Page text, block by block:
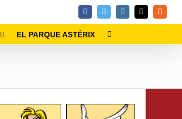
FacebookTwitterInstagramEmailRss
EL PARQUE ASTÉRIX